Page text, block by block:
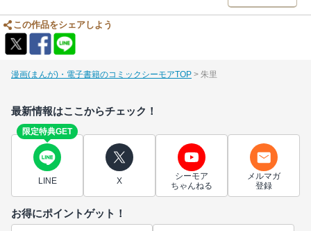
この作品をシェアしよう
漫画(まんが)・電子書籍のコミックシーモアTOP 朱里
最新情報はここからチェック！
限定特典GET
LINE X
シーモア
ちゃんねる
メルマガ
登録
お得にポイントゲット！